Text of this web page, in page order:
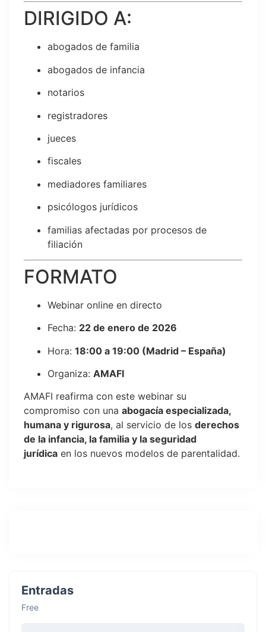
DIRIGIDO A:
abogados de familia
abogados de infancia
notarios
registradores
jueces
fiscales
mediadores familiares
psicólogos jurídicos
familias afectadas por procesos de
filiación
FORMATO
Webinar online en directo
Fecha: 22 de enero de 2026
Hora: 18:00 a 19:00 (Madrid – España)
Organiza: AMAFI
AMAFI reafirma con este webinar su
compromiso con una abogacía especializada,
humana y rigurosa, al servicio de los derechos
de la infancia, la familia y la seguridad
jurídica en los nuevos modelos de parentalidad.
Entradas
Free